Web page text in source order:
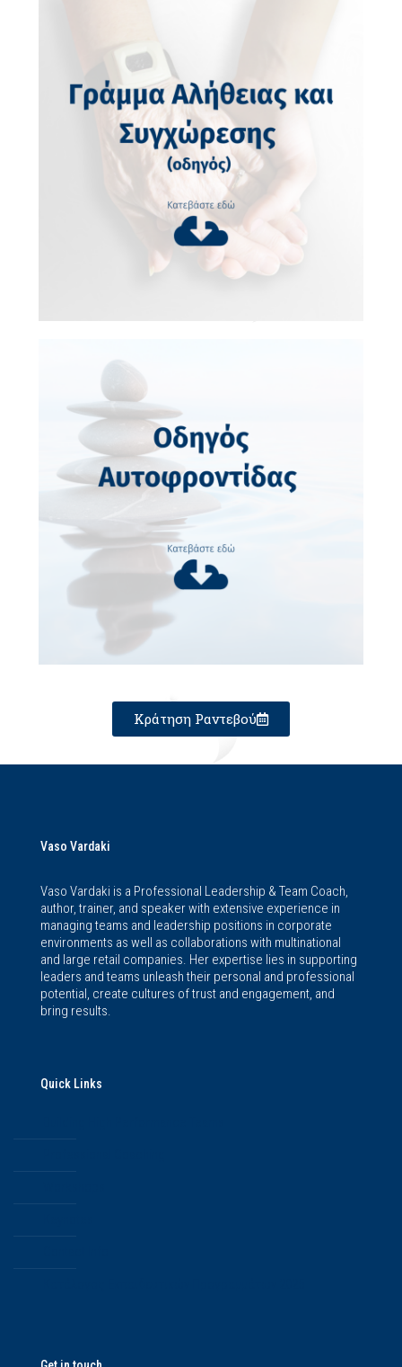
Κράτηση Ραντεβού
Vaso Vardaki
Vaso Vardaki is a Professional Leadership & Team Coach,
author, trainer, and speaker with extensive experience in
managing teams and leadership positions in corporate
environments as well as collaborations with multinational
and large retail companies. Her expertise lies in supporting
leaders and teams unleash their personal and professional
potential, create cultures of trust and engagement, and
bring results.
Quick Links